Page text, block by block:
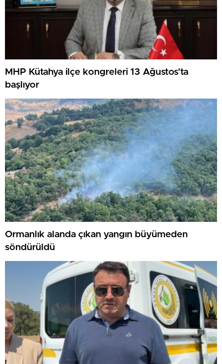
MHP Kütahya ilçe kongreleri 13 Ağustos’ta
başlıyor
Ormanlık alanda çıkan yangın büyümeden
söndürüldü